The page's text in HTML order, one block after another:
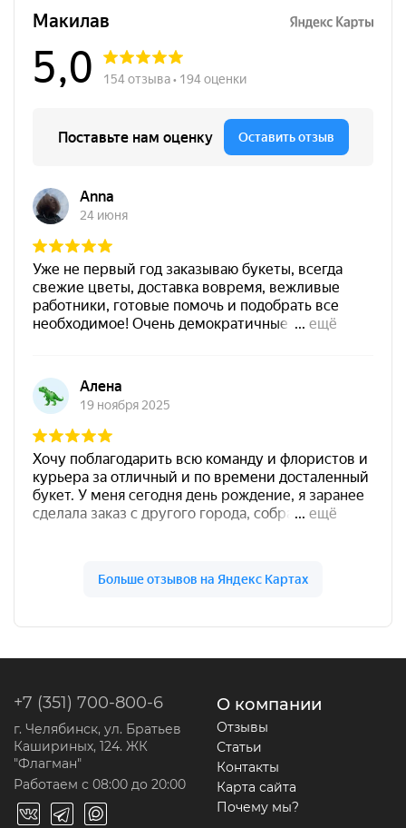
+7 (351) 700-800-6
г. Челябинск, ул. Братьев
Кашириных, 124. ЖК
"Флагман"
Работаем с 08:00 до 20:00
О компании
Отзывы
Статьи
Контакты
Карта сайта
Почему мы?